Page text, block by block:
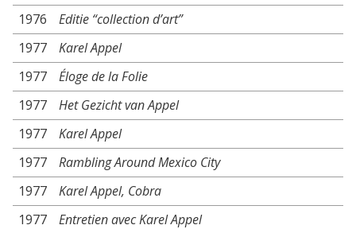
1976
Editie “collection d’art”
1977
Karel Appel
1977
Éloge de la Folie
1977
Het Gezicht van Appel
1977
Karel Appel
1977
Rambling Around Mexico City
1977
Karel Appel, Cobra
1977
Entretien avec Karel Appel